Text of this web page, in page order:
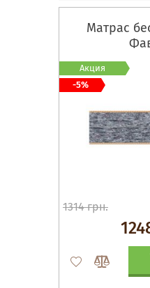
Матрас
1314 грн.
Акция
-5%